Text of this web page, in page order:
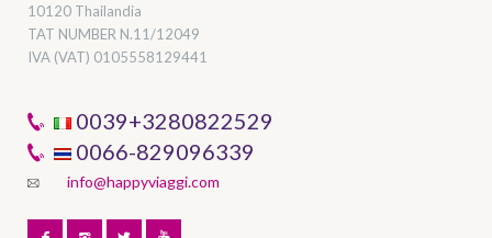
10120 Thailandia
TAT NUMBER N.11/12049
IVA (VAT) 0105558129441
0039+3280822529
0066-829096339
info@happyviaggi.com